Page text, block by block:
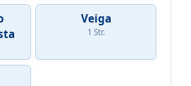
Veiga
1 Str.